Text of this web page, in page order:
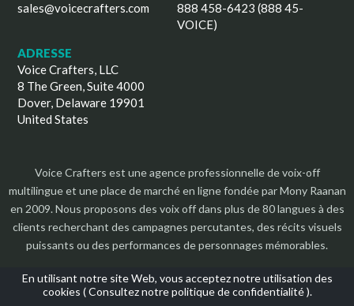
En utilisant notre site Web, vous acceptez notre utilisation des
cookies (Consultez notre politique de confidentialité).
sales@voicecrafters.com
888 458-6423 (888 45-
VOICE)
ADRESSE
Voice Crafters, LLC
8 The Green, Suite 4000
Dover, Delaware 19901
United States
Voice Crafters est une agence professionnelle de voix-off
multilingue et une place de marché en ligne fondée par Mony Raanan
en 2009. Nous proposons des voix off dans plus de 80 langues à des
clients recherchant des campagnes percutantes, des récits visuels
puissants ou des performances de personnages mémorables.